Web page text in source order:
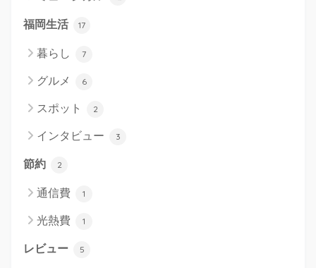
福岡生活 17
暮らし 7
グルメ 6
スポット 2
インタビュー 3
節約 2
通信費 1
光熱費 1
レビュー 5